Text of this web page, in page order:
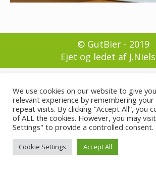
© GutBier - 2019
Ejet og ledet af
We use cookies on our website to give
relevant experience by remembering
repeat visits. By clicking “Accept All”, you
of ALL the cookies. However, you may
Settings" to provide a controlled consent.
Cookie Settings Accept All